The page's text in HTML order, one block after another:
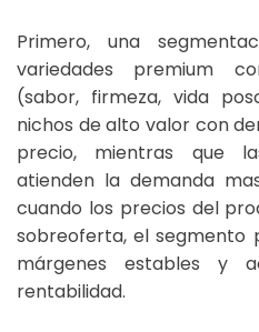
Primero, una
variedades premium
(sabor, firmeza, vida
nichos de alto valor con
precio, mientras que
atienden la demanda
cuando los precios del
sobreoferta, el segmento
márgenes estables y
rentabilidad.